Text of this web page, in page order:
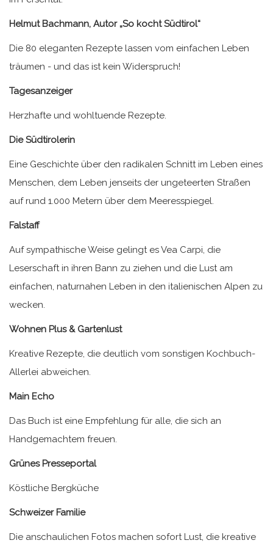
Helmut Bachmann, Autor „So kocht Südtirol“
Die 80 eleganten Rezepte lassen vom einfachen Leben
träumen - und das ist kein Widerspruch!
Tagesanzeiger
Herzhafte und wohltuende Rezepte.
Die Südtirolerin
Eine Geschichte über den radikalen Schnitt im Leben eines
Menschen, dem Leben jenseits der ungeteerten Straßen
auf rund 1.000 Metern über dem Meeresspiegel.
Falstaff
Auf sympathische Weise gelingt es Vea Carpi, die
Leserschaft in ihren Bann zu ziehen und die Lust am
einfachen, naturnahen Leben in den italienischen Alpen zu
wecken.
Wohnen Plus & Gartenlust
Kreative Rezepte, die deutlich vom sonstigen Kochbuch-
Allerlei abweichen.
Main Echo
Das Buch ist eine Empfehlung für alle, die sich an
Handgemachtem freuen.
Grünes Presseportal
Köstliche Bergküche
Schweizer Familie
Die anschaulichen Fotos machen sofort Lust, die kreative